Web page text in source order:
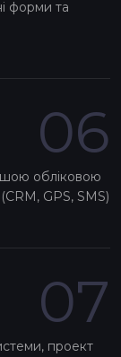
форми та
06
обліковою
GPS, SMS)
07
проект